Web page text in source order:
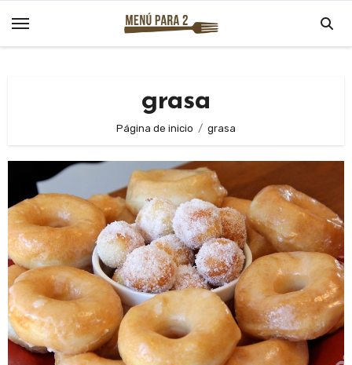
grasa
Página de inicio grasa